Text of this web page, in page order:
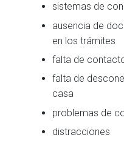
sistemas de
ausencia de
en los trámites
falta de
falta de
casa
problemas de
distracciones